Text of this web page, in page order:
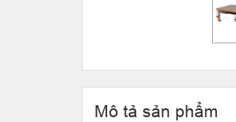
Mô tả sản phẩm